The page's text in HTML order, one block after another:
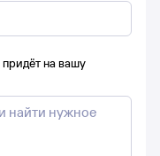
на вашу